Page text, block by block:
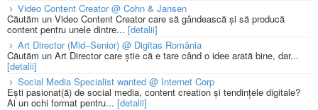
Video Content Creator @ Cohn & Jansen
Căutăm un Video Content Creator care să gândească și să producă
content pentru unele dintre... [detalii]
Art Director (Mid–Senior) @ Digitas România
Căutăm un Art Director care știe că e tare când o idee arată bine, dar...
[detalii]
Social Media Specialist wanted @ Internet Corp
Ești pasionat(ă) de social media, content creation și tendințele digitale?
Ai un ochi format pentru... [detalii]